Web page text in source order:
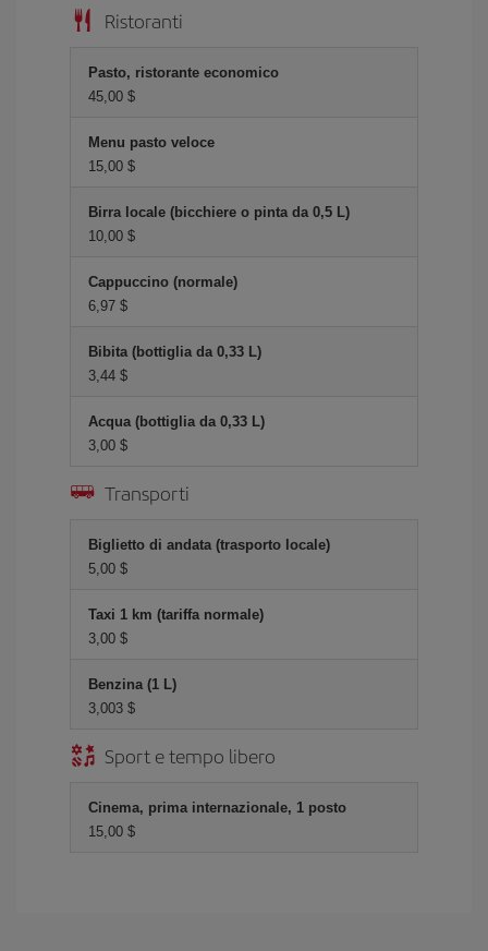
Ristoranti
Pasto, ristorante economico
45,00 $
Menu pasto veloce
15,00 $
Birra locale (bicchiere o pinta da 0,5 L)
10,00 $
Cappuccino (normale)
6,97 $
Bibita (bottiglia da 0,33 L)
3,44 $
Acqua (bottiglia da 0,33 L)
3,00 $
Transporti
Biglietto di andata (trasporto locale)
5,00 $
Taxi 1 km (tariffa normale)
3,00 $
Benzina (1 L)
3,003 $
Sport e tempo libero
Cinema, prima internazionale, 1 posto
15,00 $